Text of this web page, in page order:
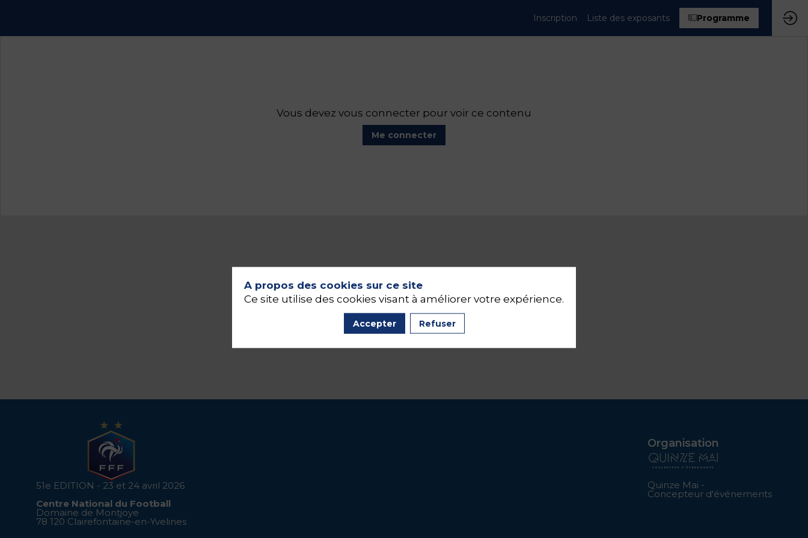
Inscription Liste des exposants Programme
Vous devez vous connecter pour voir ce contenu
Me connecter
51e EDITION - 23 et 24 avril 2026
Centre National du Football
Domaine de Montjoye
78 120 Clairefontaine-en-Yvelines
Organisation
Quinze Mai -
Concepteur d'événements
A propos des cookies sur ce site
Ce site utilise des cookies visant à améliorer votre expérience.
Accepter Refuser